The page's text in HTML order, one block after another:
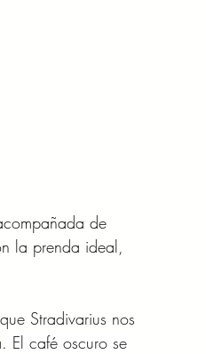
de
la prenda ideal,
Stradivarius nos
El café oscuro se